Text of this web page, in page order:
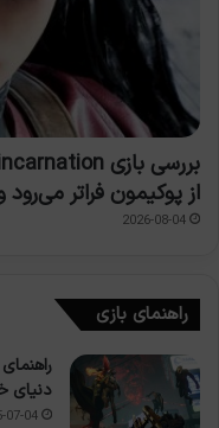
از پوکیمون فراتر
2026-08-04
راهنمای بازی
دنیای
07-04